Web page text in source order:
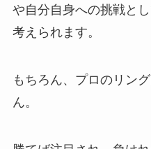
や自分自身への挑戦と
考えられます。
もちろん、プロのリン
ん。